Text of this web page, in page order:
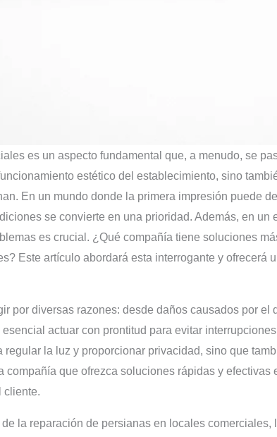
es un aspecto fundamental que, a menudo, se
estético del establecimiento, sino
En un mundo donde la primera impresión puede
se convierte en una prioridad. Además, en un
es crucial. ¿Qué compañía tiene soluciones
Este artículo abordará esta interrogante y ofrecerá
por diversas razones: desde daños causados por el
actuar con prontitud para evitar
la luz y proporcionar privacidad, sino que
que ofrezca soluciones rápidas y efectivas
cliente.
de la reparación de persianas en locales comerciales,